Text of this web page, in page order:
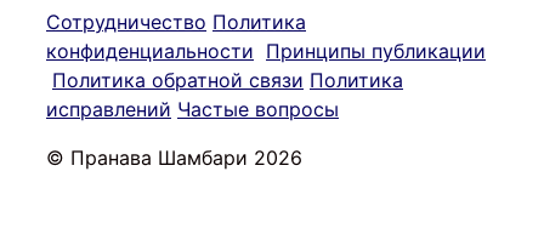
Сотрудничество Политика
конфиденциальности Принципы публикации
Политика обратной связи Политика
исправлений Частые вопросы
© Пранава Шамбари 2026